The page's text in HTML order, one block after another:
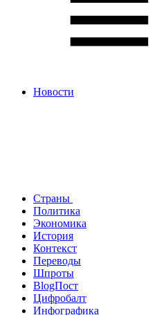
Новости
Страны
Политика
Экономика
История
Контекст
Переводы
Шпроты
BlogПост
Цифробалт
Инфографика